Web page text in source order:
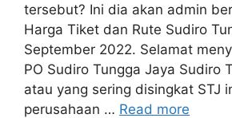
tersebut? Ini dia akan admin
Harga Tiket dan Rute Sudiro
September 2022. Selamat
PO Sudiro Tungga Jaya Sudiro
atau yang sering disingkat STJ
perusahaan … Read more